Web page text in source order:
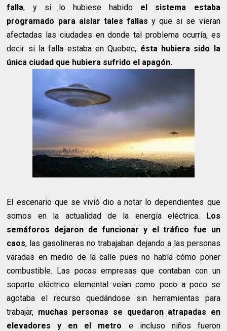
falla, y si lo hubiese habido el sistema estaba
programado para aislar tales fallas y que si se vieran
afectadas las ciudades en donde tal problema ocurría, es
decir si la falla estaba en Quebec, ésta hubiera sido la
única ciudad que hubiera sufrido el apagón.
El escenario que se vivió dio a notar lo dependientes que
somos en la actualidad de la energía eléctrica. Los
semáforos dejaron de funcionar y el tráfico fue un
caos, las gasolineras no trabajaban dejando a las personas
varadas en medio de la calle pues no había cómo poner
combustible. Las pocas empresas que contaban con un
soporte eléctrico elemental veían como poco a poco se
agotaba el recurso quedándose sin herramientas para
trabajar, muchas personas se quedaron atrapadas en
elevadores
y en el metro e incluso niños fueron